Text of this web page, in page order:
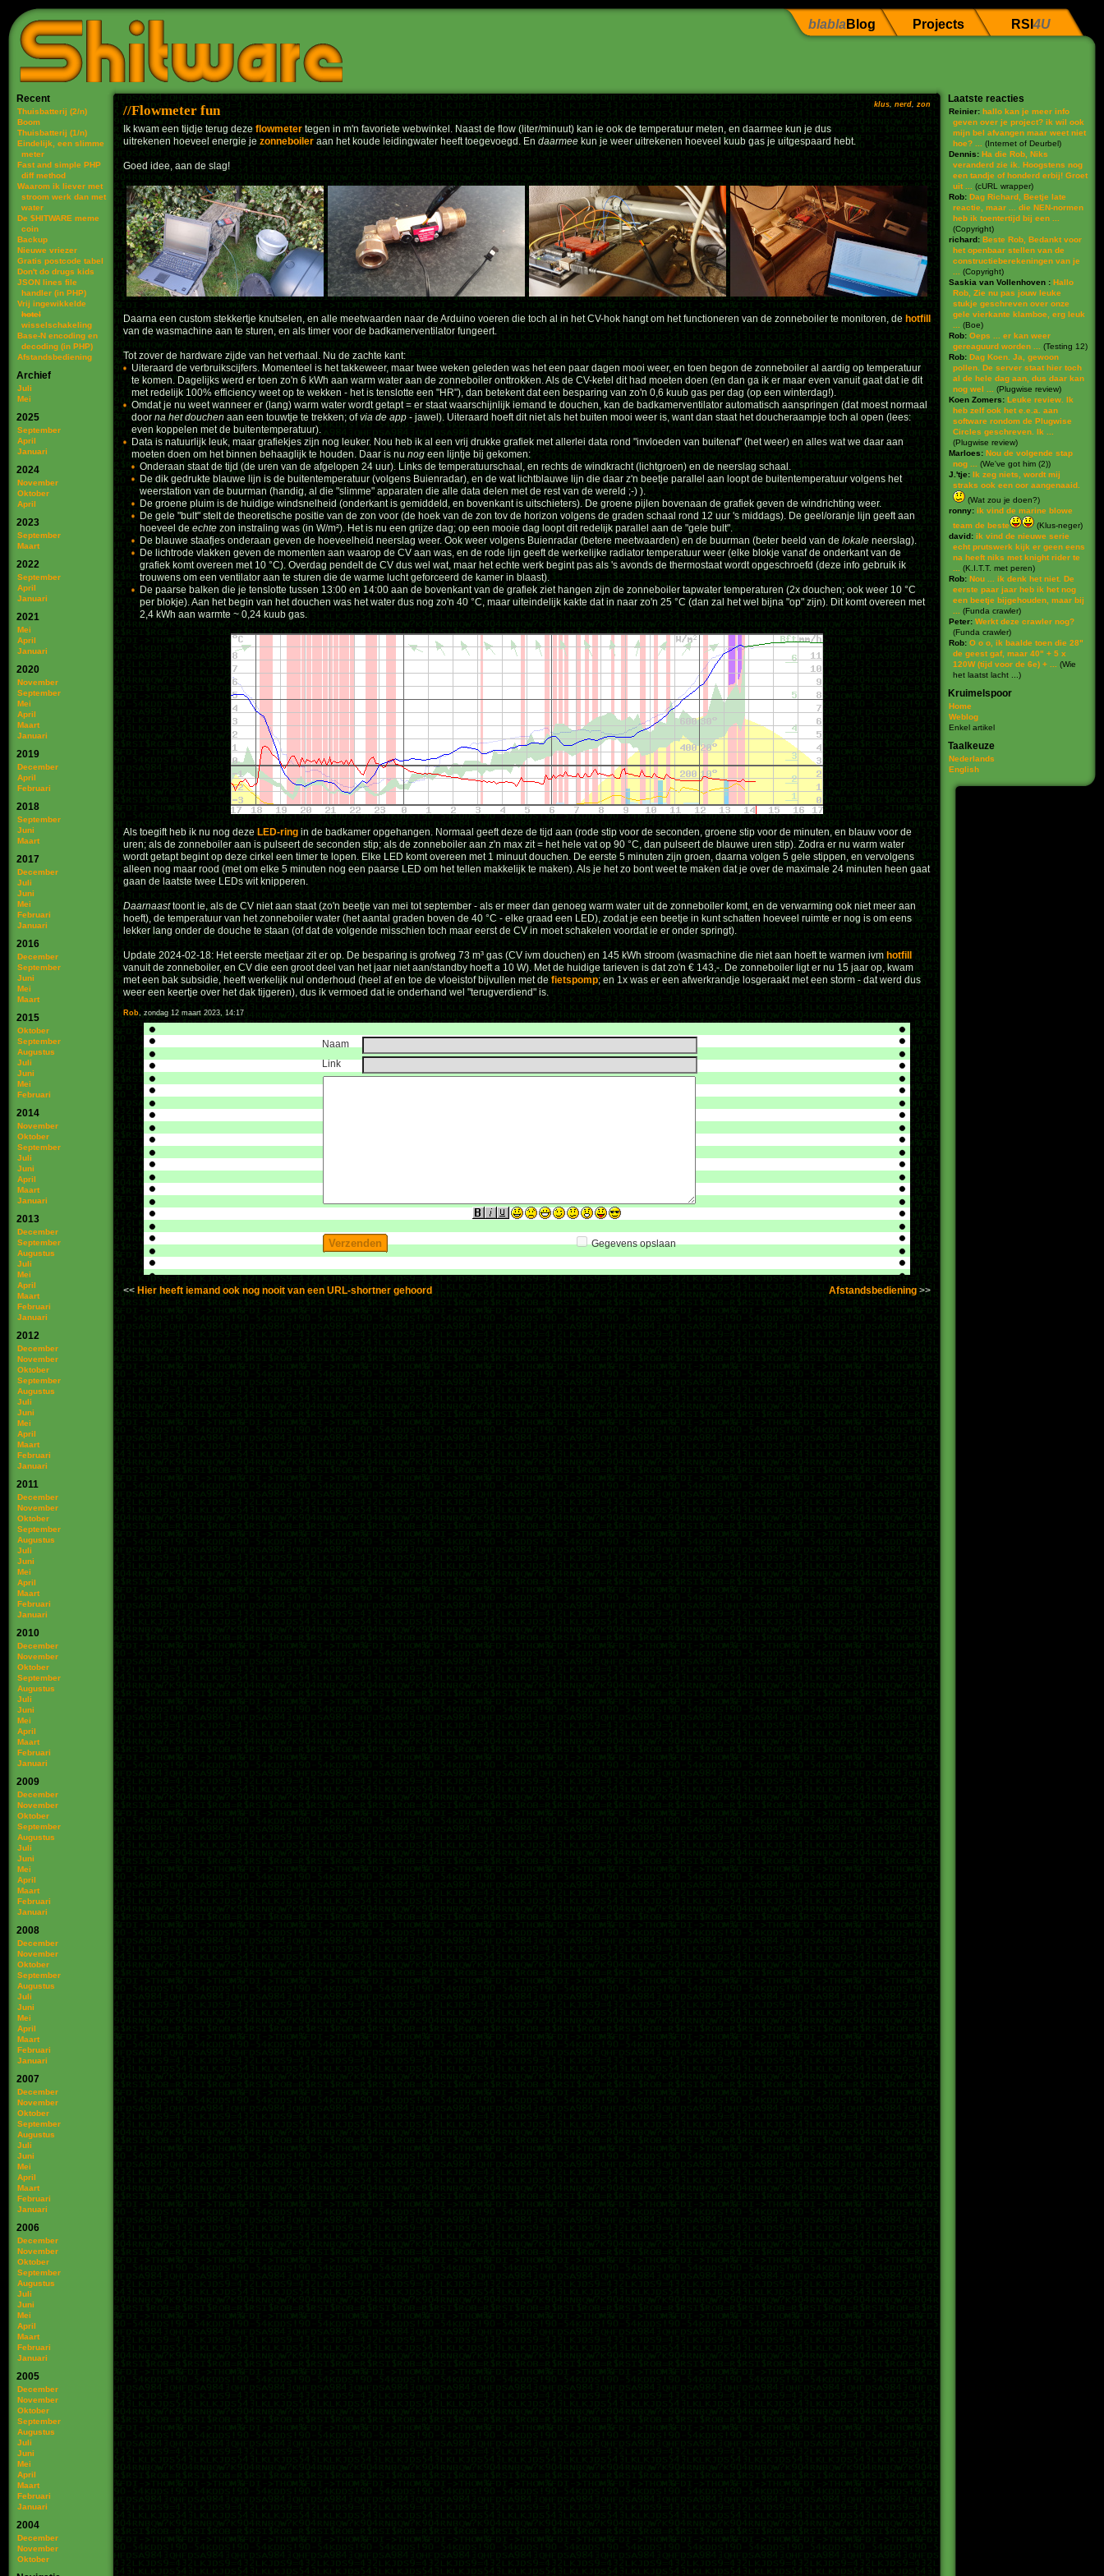
blabla Blog Projects RSI 4U
Recent
Thuisbatterij (2/n)
Boom
Thuisbatterij (1/n)
Eindelijk, een slimme
meter
Fast and simple PHP
diff method
Waarom ik liever met
stroom werk dan met
water
De $HITWARE meme
coin
Backup
Nieuwe vriezer
Gratis postcode tabel
Don't do drugs kids
JSON lines file
handler (in PHP)
Vrij ingewikkelde
hotel
wisselschakeling
Base-N encoding en
decoding (in PHP)
Afstandsbediening
Archief
Juli
Mei
2025
September
April
Januari
2024
November
Oktober
April
2023
September
Maart
2022
September
April
Januari
2021
Mei
April
Januari
2020
November
September
Mei
April
Maart
Januari
2019
December
April
Februari
2018
September
Juni
Maart
2017
December
Juli
Juni
Mei
Februari
Januari
2016
December
September
Juni
Mei
Maart
2015
Oktober
September
Augustus
Juli
Juni
Mei
Februari
2014
November
Oktober
September
Juli
Juni
April
Maart
Januari
2013
December
September
Augustus
Juli
Mei
April
Maart
Februari
Januari
2012
December
November
Oktober
September
Augustus
Juli
Juni
Mei
April
Maart
Februari
Januari
2011
December
November
Oktober
September
Augustus
Juli
Juni
Mei
April
Maart
Februari
Januari
2010
December
November
Oktober
September
Augustus
Juli
Juni
Mei
April
Maart
Februari
Januari
2009
December
November
Oktober
September
Augustus
Juli
Juni
Mei
April
Maart
Februari
Januari
2008
December
November
Oktober
September
Augustus
Juli
Juni
Mei
April
Maart
Februari
Januari
2007
December
November
Oktober
September
Augustus
Juli
Juni
Mei
April
Maart
Februari
Januari
2006
December
November
Oktober
September
Augustus
Juli
Juni
Mei
April
Maart
Februari
Januari
2005
December
November
Oktober
September
Augustus
Juli
Juni
Mei
April
Maart
Februari
Januari
2004
December
November
Oktober
Flowmeter fun klus,nerd, zon
Ik kwam een tijdje terug dezeflowmetertegen in m'n favoriete webwinkel. Naast de flow (liter/minuut) kan ie ook de temperatuur meten, en daarmee kun je dus
uitrekenen hoeveel energie jezonneboileraan het koude leidingwater heeft toegevoegd. Endaarmeekun je weer uitrekenen hoeveel kuub gas je uitgespaard hebt.
Goed idee, aan de slag!
Daarna een custom stekkertje knutselen, en alle meetwaarden naar de Arduino voeren die toch al in het CV-hok hangt om het functioneren van de zonneboiler te monitoren, de hotfill
van de wasmachine aan te sturen, en als timer voor de badkamerventilator fungeert.
Tot zover de hardware zijde van het verhaal. Nu de zachte kant:
Uiteraard de verbruikscijfers. Momenteel is het takkeweer, maar twee weken geleden was het een paar dagen mooi weer, en toen begon de zonneboiler al aardig op temperatuur
te komen. Dagelijks werd er toen zo'n 6 kWh aan warm water aan de zonneboiler onttrokken. Als de CV-ketel dit had moeten doen (en dan ga ik er maar even vanuit gaat dat ie dit
met redelijk 100% efficiency weet op te wekken - het is tenslotte een "HR"), dan betekent dat een besparing van zo'n 0,6 kuub gas per dag (op een winterdag!).
Omdat je nu weet wanneer er (lang) warm water wordt getapt = er staat waarschijnlijk iemand te douchen, kan de badkamerventilator automatisch aanspringen (dat moest normaal
doorna het douchenaan een touwtje te trekken; ofvia de app- jawel). Uiteraard hoeft dit niet als het buiten mooi weer is, want dan staat het doucheraampje toch al open (lees:
even koppelen met de buitentemperatuur).
Data is natuurlijk leuk, maar grafiekjes zijn nog leuker. Nou heb ik al een vrij drukke grafiek met allerlei data rond "invloeden van buitenaf" (het weer) en alles wat we daar aan
moeten doen om het binnen behaaglijk te houden. Daar is nunogeen lijntje bij gekomen:
Onderaan staat de tijd (de uren van de afgelopen 24 uur). Links de temperatuurschaal, en rechts de windkracht (lichtgroen) en de neerslag schaal.
De dik gedrukte blauwe lijn is de buitentemperatuur (volgens Buienradar), en de wat lichtblauwe lijn die daar z'n beetje parallel aan loopt de buitentemperatuur volgens het
weerstation van de buurman (handig, al die "slimme" apparaten die alle data delen met de rest van de wereld ;-) ).
De groene pluim is de huidige windsnelheid (onderkant is gemiddeld, en bovenkant is uitschieters). De groene pijlen bovenaan de grafiek geven de windrichting weer.
De gele "bult" stelt de theoretische positie van de zon voor (de hoek van de zon tov de horizon volgens de graden schaal rond 12 uur 's middags). De geel/oranje lijn geeft aan
hoeveel deechte zon instraling was (in W/m²). Het is nu een grijze dag; op een mooie dag loopt dit redelijk parallel aan de "gele bult".
De blauwe staafjes onderaan geven de hoeveelheid neerslag weer. Ook weer volgens Buienradar (betere meetwaarden) en de buurman (beter beeld van de lokaleneerslag).
De lichtrode vlakken geven de momenten aan waarop de CV aan was, en de rode lijn geeft de werkelijke radiator temperatuur weer (elke blokje vanaf de onderkant van de
grafiek komt overeen met 10 °C). Overdag pendelt de CV dus wel wat, maar het echte werk begint pas als 's avonds de thermostaat wordt opgeschroefd (deze info gebruik ik
trouwens om een ventilator aan te sturen die de warme lucht geforceerd de kamer in blaast).
De paarse balken die je tenslotte tussen 13:00 en 14:00 aan de bovenkant van de grafiek ziet hangen zijn de zonneboiler tapwater temperaturen (2x douchen; ook weer 10 °C
per blokje). Aan het begin van het douchen was het water dus nog zo'n 40 °C, maar uiteindelijk kakte dat in naar zo'n 25 °C (dan zal het wel bijna "op" zijn). Dit komt overeen met
2,4 kWh aan warmte ~ 0,24 kuub gas.
Als toegift heb ik nu nog dezeLED-ring in de badkamer opgehangen. Normaal geeft deze de tijd aan (rode stip voor de seconden, groene stip voor de minuten, en blauw voor de
uren; als de zonneboiler aan is pulseert de seconden stip; als de zonneboiler aan z'n max zit = het hele vat op 90 °C, dan pulseert de blauwe uren stip). Zodra er nu warm water
wordt getapt begint op deze cirkel een timer te lopen. Elke LED komt overeen met 1 minuut douchen. De eerste 5 minuten zijn groen, daarna volgen 5 gele stippen, en vervolgens
alleen nog maar rood (met om elke 5 minuten nog een paarse LED om het tellen makkelijk te maken). Als je het zo bont weet te maken dat je over de maximale 24 minuten heen gaat
gaan de laatste twee LEDs wit knipperen.
Daarnaasttoont ie, als de CV niet aan staat (zo'n beetje van mei tot september - als er meer dan genoeg warm water uit de zonneboiler komt, en de verwarming ook niet meer aan
hoeft), de temperatuur van het zonneboiler water (het aantal graden boven de 40 °C - elke graad een LED), zodat je een beetje in kunt schatten hoeveel ruimte er nog is om eens
lekker lang onder de douche te staan (of dat de volgende misschien toch maar eerst de CV in moet schakelen voordat ie er onder springt).
Update 2024-02-18: Het eerste meetjaar zit er op. De besparing is grofweg 73 m³ gas (CV ivm douchen) en 145 kWh stroom (wasmachine die niet aan hoeft te warmen ivm hotfill
vanuit de zonneboiler, en CV die een groot deel van het jaar niet aan/standby hoeft a 10 W). Met de huidige tarieven is dat zo'n € 143,-. De zonneboiler ligt er nu 15 jaar op, kwam
met een bak subsidie, heeft werkelijk nul onderhoud (heel af en toe de vloeistof bijvullen met defietspomp; en 1x was er een afwerkrandje losgeraakt met een storm - dat werd dus
weer een keertje over het dak tijgeren), dus ik vermoed dat ie onderhand wel "terugverdiend" is.
Rob, zondag 12 maart 2023, 14:17
Naam
Link
Gegevens opslaan
Hier heeft iemand ook nog nooit van een URL-shortner gehoord Afstandsbediening
Laatste reacties
Reinier: hallo kan je meer info
geven over je project? ik wil ook
mijn bel afvangen maar weet niet
hoe? ...
(Internet of Deurbel)
Dennis: Ha die Rob, Niks
veranderd zie ik. Hoogstens nog
een tandje of honderd erbij! Groet
uit ...
(cURL wrapper)
Rob: Dag Richard, Beetje late
reactie, maar ... die NEN-normen
heb ik toentertijd bij een ...
(Copyright)
richard: Beste Rob, Bedankt voor
het openbaar stellen van de
constructieberekeningen van je
(Copyright)
Saskia van Vollenhoven : Hallo
Rob, Zie nu pas jouw leuke
stukje geschreven over onze
gele vierkante klamboe, erg leuk
(Boe)
Rob: Oeps ... er kan weer
gereaguurd worden ...
(Testing 12)
Rob: Dag Koen. Ja, gewoon
pollen. De server staat hier toch
al de hele dag aan, dus daar kan
nog wel ...
(Plugwise review)
Koen Zomers: Leuke review. Ik
heb zelf ook het e.e.a. aan
software rondom de Plugwise
Circles geschreven. Ik ...
(Plugwise review)
Marloes: Nou de volgende stap
nog ...
(We've got him (2))
J.'tje: Ik zeg niets, wordt mij
straks ook een oor aangenaaid.
(Wat zou je doen?)
ronny: ik vind de marine blowe
team de beste
(Klus-neger)
david: ik vind de nieuwe serie
echt prutswerk kijk er geen eens
na heeft niks met knight rider te
(K.I.T.T. met peren)
Rob: Nou ... ik denk het niet. De
eerste paar jaar heb ik het nog
een beetje bijgehouden, maar bij
(Funda crawler)
Peter: Werkt deze crawler nog?
(Funda crawler)
Rob: O o o, ik baalde toen die 28"
de geest gaf, maar 40" + 5 x
120W (tijd voor de 6e) + ...
(Wie
het laatst lacht ... )
Kruimelspoor
Home
Weblog
Enkel artikel
Taalkeuze
Nederlands
English